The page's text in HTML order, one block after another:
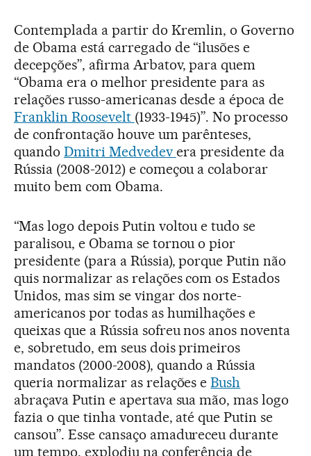
Contemplada a partir do Kremlin, o Governo
de Obama está carregado de “ilusões e
decepções”, afirma Arbatov, para quem
“Obama era o melhor presidente para as
relações russo-americanas desde a época de
Franklin Roosevelt (1933-1945)”. No processo
de confrontação houve um parênteses,
quando Dmitri Medvedev era presidente da
Rússia (2008-2012) e começou a colaborar
muito bem com Obama.
“Mas logo depois Putin voltou e tudo se
paralisou, e Obama se tornou o pior
presidente (para a Rússia), porque Putin não
quis normalizar as relações com os Estados
Unidos, mas sim se vingar dos norte-
americanos por todas as humilhações e
queixas que a Rússia sofreu nos anos noventa
e, sobretudo, em seus dois primeiros
mandatos (2000-2008), quando a Rússia
queria normalizar as relações eBush
abraçava Putin e apertava sua mão, mas logo
fazia o que tinha vontade, até que Putin se
cansou”. Esse cansaço amadureceu durante
um tempo, explodiu na conferência de